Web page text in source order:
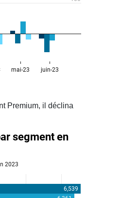
Premium, il déclina